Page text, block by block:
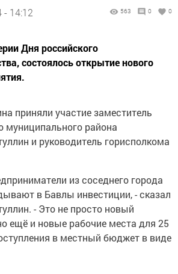
- 14:12 563 0 0
Дня российского
состоялось открытие нового
приняли участие заместитель
муниципального района
и руководитель горисполкома
из соседнего города
в Бавлы инвестиции, - сказал
- Это не просто новый
ещё и новые рабочие места для 25
в местный бюджет в виде